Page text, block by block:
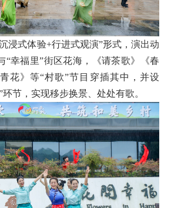
浸式体验+行进式观演”形式， 演出动
“幸福里”街区花海，《请茶歌》《春
花》等“村歌”节目穿插其中，并设
节， 实现移步换景、处处有歌。